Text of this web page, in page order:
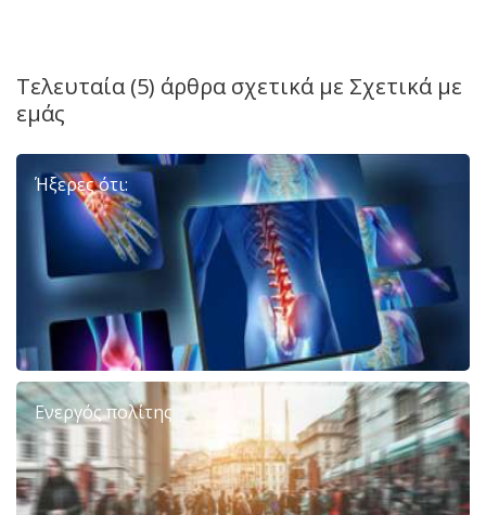
Τελευταία (5) άρθρα σχετικά με Σχετικά με
εμάς
Ήξερες ότι:
Ενεργός πολίτης